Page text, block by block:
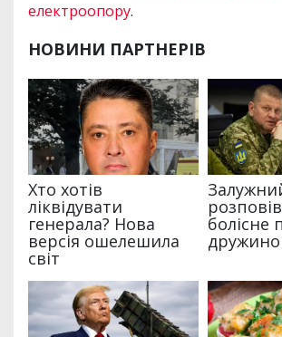
електроопору.